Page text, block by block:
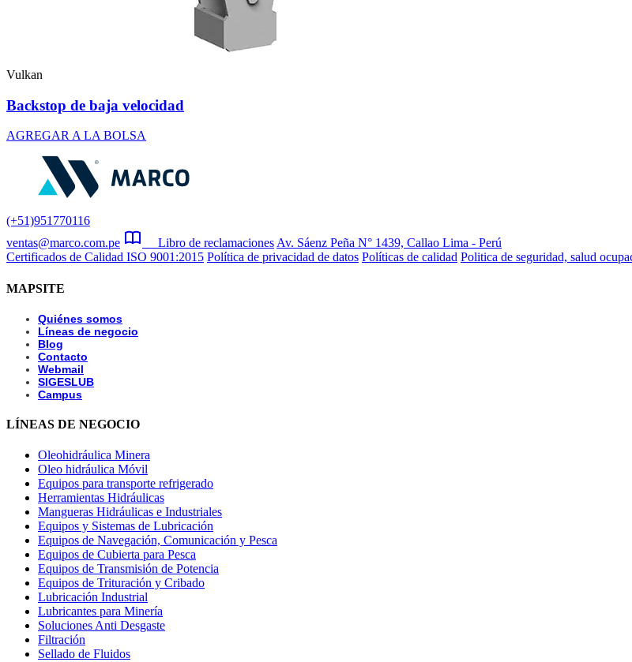
Vulkan
Backstop de baja velocidad
AGREGAR A LA BOLSA
(+51)951770116
ventas@marco.com.pe
Libro de reclamaciones Av. Sáenz Peña N° 1439, Callao Lima - Perú
Certificados de Calidad ISO 9001:2015 Política de privacidad de datos Políticas de calidad Politica de seguridad, salud
MAPSITE
Quiénes somos
Líneas de negocio
Blog
Contacto
Webmail
SIGESLUB
Campus
LÍNEAS DE NEGOCIO
Oleohidráulica Minera
Oleo hidráulica Móvil
Equipos para transporte refrigerado
Herramientas Hidráulicas
Mangueras Hidráulicas e Industriales
Equipos y Sistemas de Lubricación
Equipos de Navegación, Comunicación y Pesca
Equipos de Cubierta para Pesca
Equipos de Transmisión de Potencia
Equipos de Trituración y Cribado
Lubricación Industrial
Lubricantes para Minería
Soluciones Anti Desgaste
Filtración
Sellado de Fluidos